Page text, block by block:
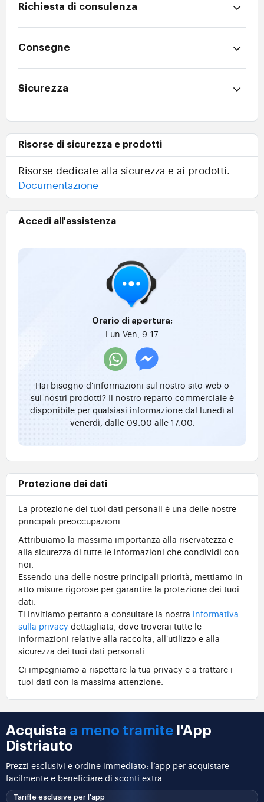
Richiesta di consulenza
Consegne
Sicurezza
Risorse di sicurezza e prodotti
Risorse dedicate alla sicurezza e ai prodotti.
Documentazione
Accedi all'assistenza
Orario di apertura:
Lun-Ven, 9-17
Hai bisogno d'informazioni sul nostro sito web o
sui nostri prodotti? Il nostro reparto commerciale è
disponibile per qualsiasi informazione dal lunedì al
venerdì, dalle 09:00 alle 17:00.
Protezione dei dati
La protezione dei tuoi dati personali è una delle nostre
principali preoccupazioni.
Attribuiamo la massima importanza alla riservatezza e
alla sicurezza di tutte le informazioni che condividi con
noi.
Essendo una delle nostre principali priorità, mettiamo in
atto misure rigorose per garantire la protezione dei tuoi
dati.
Ti invitiamo pertanto a consultare la nostra informativa
sulla privacy dettagliata, dove troverai tutte le
informazioni relative alla raccolta, all'utilizzo e alla
sicurezza dei tuoi dati personali.
Ci impegniamo a rispettare la tua privacy e a trattare i
tuoi dati con la massima attenzione.
Acquista a meno tramite l'App
Distriauto
Prezzi esclusivi e ordine immediato: l’app per acquistare
facilmente e beneficiare di sconti extra.
Tariffe esclusive per l'app